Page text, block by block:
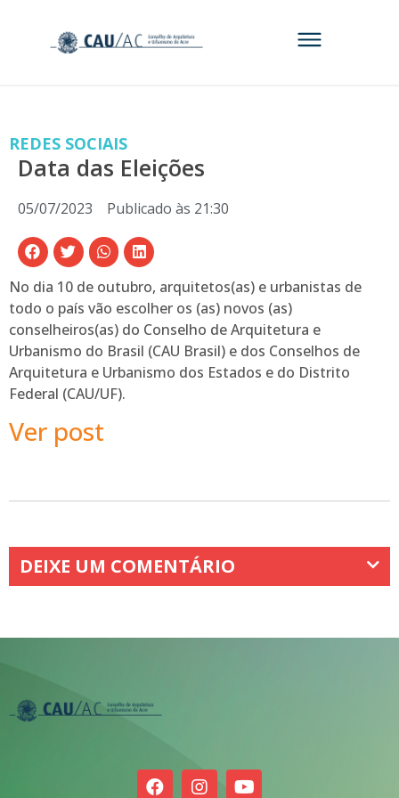
REDES SOCIAIS
Data das Eleições
05/07/2023 Publicado às 21:30
No dia 10 de outubro, arquitetos(as) e urbanistas de
todo o país vão escolher os (as) novos (as)
conselheiros(as) do Conselho de Arquitetura e
Urbanismo do Brasil (CAU Brasil) e dos Conselhos de
Arquitetura e Urbanismo dos Estados e do Distrito
Federal (CAU/UF).
Ver post
DEIXE UM COMENTÁRIO